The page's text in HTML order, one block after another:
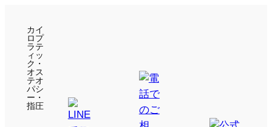
カイ
ロプ
ラテ
ィッ
ク・
オス
テオ
パシ
ー・
指圧